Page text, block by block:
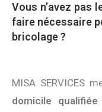
Vous n’avez pas
faire nécessaire
bricolage ?
MISA SERVICES
domicile qualifiée